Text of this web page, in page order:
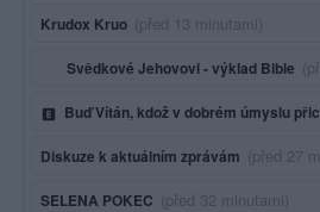
Krudox Kruo Poslední aktivita:
(před 13 minutami)
Svědkové Jehovovi - výklad Bible
Buď Vítán, kdož v dobrém úmyslu
Diskuze k aktuálním zprávám Poslední
(před 27
SELENA POKEC Poslední aktivita:
(před 32 minutami)